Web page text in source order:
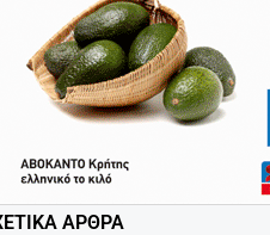
ΆΡΘΡΑ